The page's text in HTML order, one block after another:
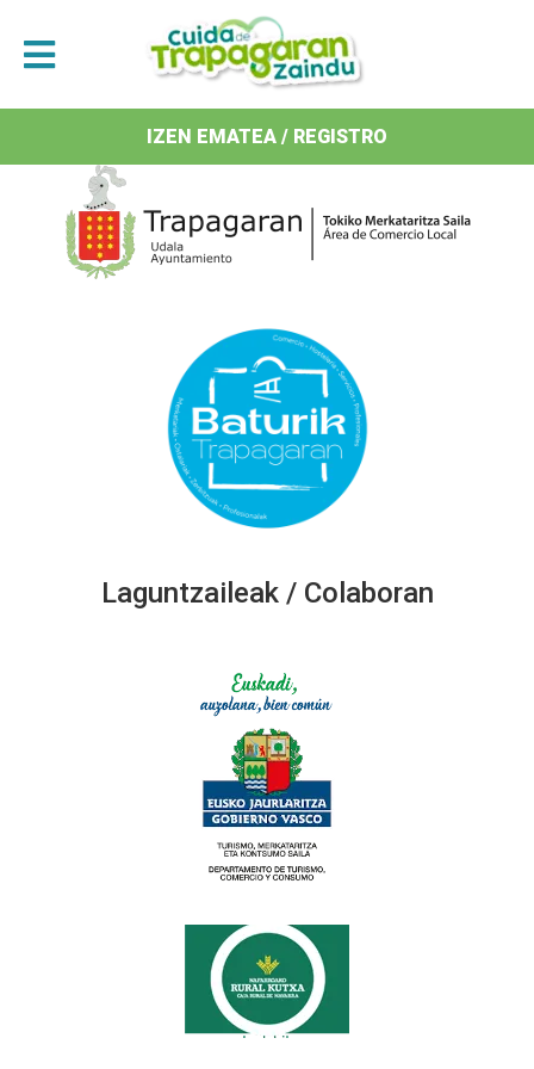
Antolatzaileak / Organizan
Laguntzaileak / Colaboran
IZEN EMATEA / REGISTRO